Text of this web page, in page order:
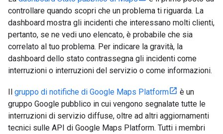
controllare quando scopri che un problema ti riguarda. La
dashboard mostra gli incidenti che interessano molti clienti,
pertanto, se ne vedi uno elencato, è probabile che sia
correlato al tuo problema. Per indicare la gravità, la
dashboard dello stato contrassegna gli incidenti come
interruzioni o interruzioni del servizio o come informazioni.
Il gruppo di notifiche di Google Maps Platform
è un
gruppo Google pubblico in cui vengono segnalate tutte le
interruzioni di servizio diffuse, oltre ad altri aggiornamenti
tecnici sulle API di Google Maps Platform. Tutti i membri